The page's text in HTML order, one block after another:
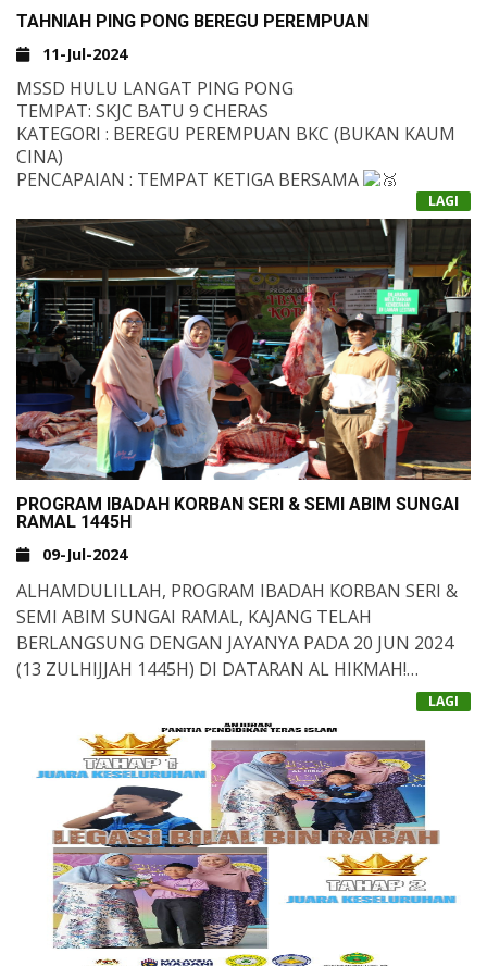
TAHNIAH PING PONG BEREGU PEREMPUAN
11-Jul-2024
MSSD HULU LANGAT PING PONG
TEMPAT: SKJC BATU 9 CHERAS
KATEGORI : BEREGU PEREMPUAN BKC (BUKAN KAUM
CINA)
PENCAPAIAN : TEMPAT KETIGA BERSAMA
TAHNIAH :
1. A'ISYAH BINTI MUHAMMAD AFIQ
2. MARYAM SAKEENAH BINTI MOHD HAFIZ
LAGI
PROGRAM IBADAH KORBAN SERI & SEMI ABIM SUNGAI
RAMAL 1445H
09-Jul-2024
ALHAMDULILLAH, PROGRAM IBADAH KORBAN SERI &
SEMI ABIM SUNGAI RAMAL, KAJANG TELAH
BERLANGSUNG DENGAN JAYANYA PADA 20 JUN 2024
(13 ZULHIJJAH 1445H) DI DATARAN AL HIKMAH!
PADA PROGRAM KALI INI, SEBANYAK 3 EKOR LEMBU
DAN SEEKOR KAMBING TELAH DIKORBANKAN
DENGAN PENUH SEMANGAT GOTONG-ROYONG OLEH
GURU, STAF, IBU BAPA, PESERTA KORBAN DAN
PELAJAR SEKOLAH MENENGAH.
ANTARA AKTIVITI YANG TELAH DIJALANKAN:
MELAPAH HAIWAN KORBAN
PEMBAHAGIAN DAGING KEPADA GOLONGAN YANG
MEMERLUKAN
LAGI